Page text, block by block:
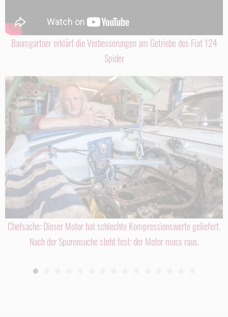
Baumgartner erklärt die Verbesserungen am Getriebe des Fiat 124
Spider
Chefsache: Dieser Motor hat schlechte Kompressionswerte geliefert.
Nach der Spurensuche steht fest: der Motor muss raus.